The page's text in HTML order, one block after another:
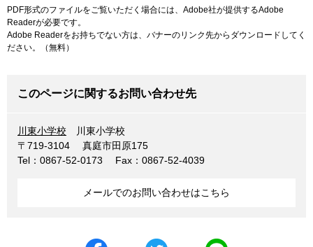
PDF形式のファイルをご覧いただく場合には、Adobe社が提供するAdobe
Readerが必要です。
Adobe Readerをお持ちでない方は、バナーのリンク先からダウンロードしてく
ださい。（無料）
このページに関するお問い合わせ先
川東小学校
川東小学校
〒719-3104
真庭市田原175
Tel：0867-52-0173
Fax：0867-52-4039
メールでのお問い合わせはこちら